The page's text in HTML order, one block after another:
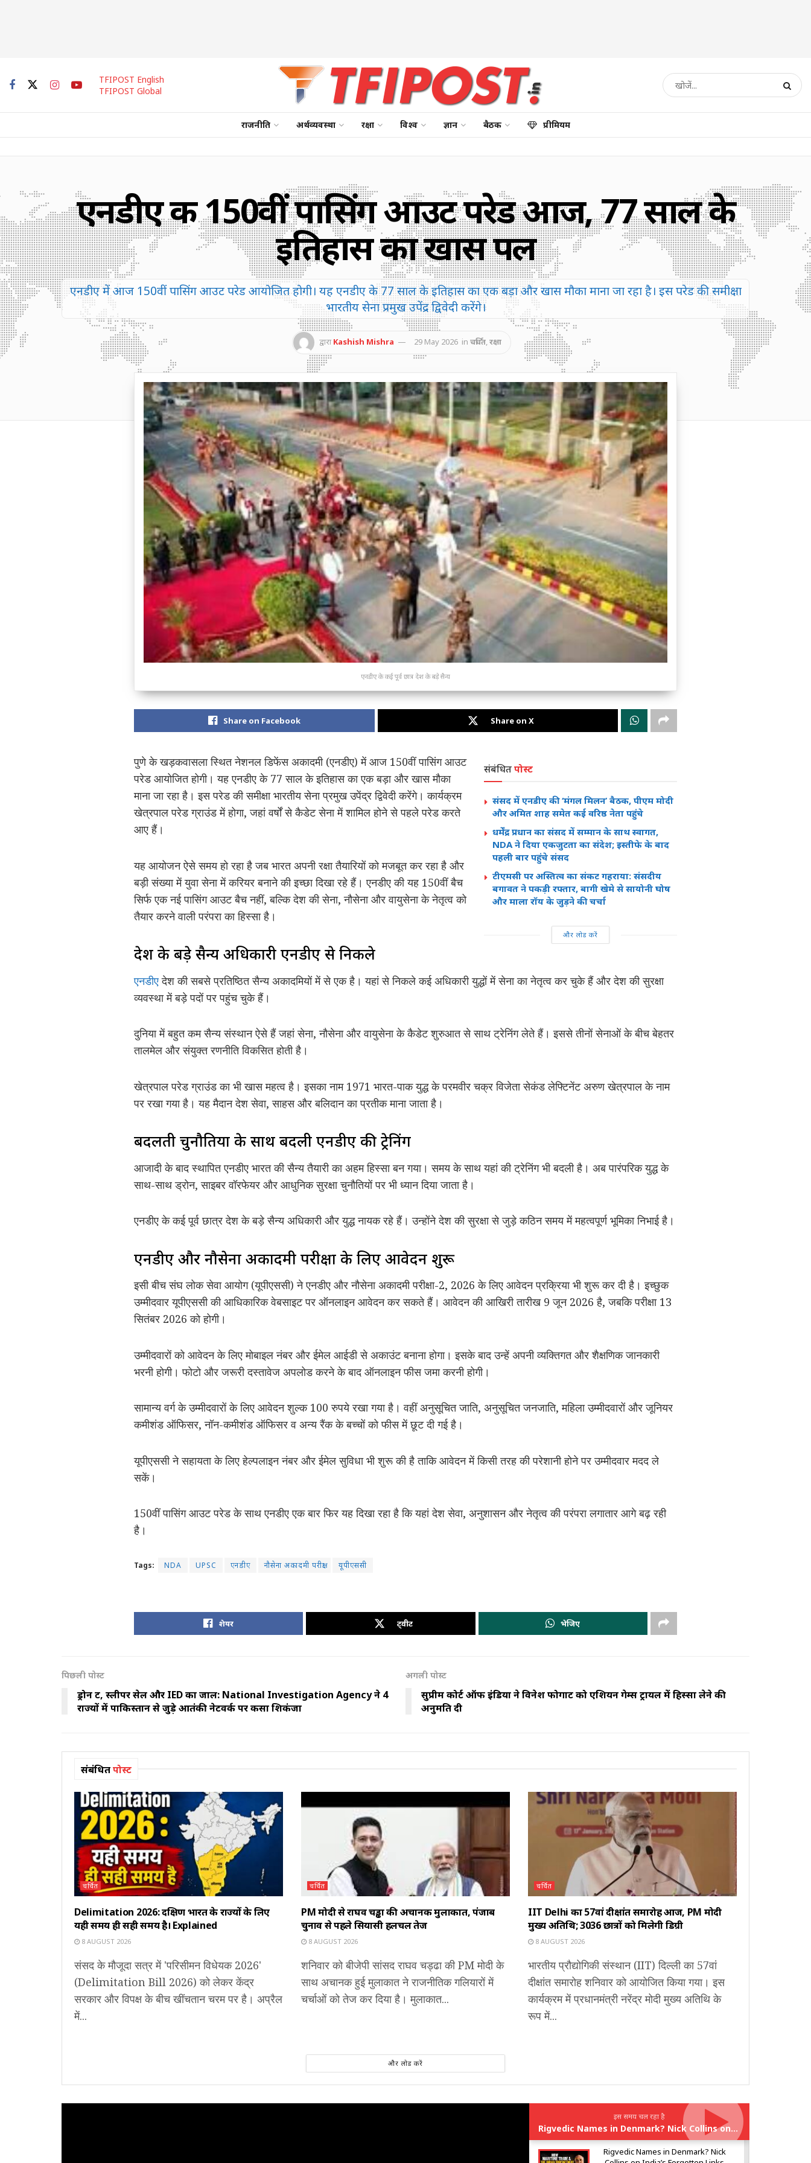
TFIPOST English
TFIPOST Global
राजनीति अर्थव्यवस्था रक्षा विश्व ज्ञान बैठक प्रीमियम
एनडीए की 150वीं पासिंग आउट परेड आज, 77 साल के
इतिहास का खास पल
एनडीए में आज 150वीं पासिंग आउट परेड आयोजित होगी। यह एनडीए के 77 साल के इतिहास का एक बड़ा और खास मौका माना जा रहा है। इस परेड की समीक्षा
भारतीय सेना प्रमुख उपेंद्र द्विवेदी करेंगे।
द्वारा Kashish Mishra 29 May 2026 in चर्चित,रक्षा
एनडीए के कई पूर्व छात्र देश के बड़े सैन्य
Share on Facebook Share on X
संबंधितपोस्ट
संसद में एनडीए की ‘मंगल मिलन’ बैठक, पीएम मोदी
और अमित शाह समेत कई वरिष्ठ नेता पहुंचे
धर्मेंद्र प्रधान का संसद में सम्मान के साथ स्वागत,
NDA ने दिया एकजुटता का संदेश; इस्तीफे के बाद
पहली बार पहुंचे संसद
टीएमसी पर अस्तित्व का संकट गहराया: संसदीय
बगावत ने पकड़ी रफ्तार, बागी खेमे से सायोनी घोष
और माला रॉय के जुड़ने की चर्चा
और लोड करें
पुणे के खड़कवासला स्थित नेशनल डिफेंस अकादमी (एनडीए) में आज 150वीं पासिंग आउट
परेड आयोजित होगी। यह एनडीए के 77 साल के इतिहास का एक बड़ा और खास मौका
माना जा रहा है। इस परेड की समीक्षा भारतीय सेना प्रमुख उपेंद्र द्विवेदी करेंगे। कार्यक्रम
खेत्रपाल परेड ग्राउंड में होगा, जहां वर्षों से कैडेट सेना में शामिल होने से पहले परेड करते
आए हैं।
यह आयोजन ऐसे समय हो रहा है जब भारत अपनी रक्षा तैयारियों को मजबूत कर रहा है और
बड़ी संख्या में युवा सेना में करियर बनाने की इच्छा दिखा रहे हैं। एनडीए की यह 150वीं बैच
सिर्फ एक नई पासिंग आउट बैच नहीं, बल्कि देश की सेना, नौसेना और वायुसेना के नेतृत्व को
तैयार करने वाली परंपरा का हिस्सा है।
देश के बड़े सैन्य अधिकारी एनडीए से निकले
एनडीएदेश की सबसे प्रतिष्ठित सैन्य अकादमियों में से एक है। यहां से निकले कई अधिकारी युद्धों में सेना का नेतृत्व कर चुके हैं और देश की सुरक्षा
व्यवस्था में बड़े पदों पर पहुंच चुके हैं।
दुनिया में बहुत कम सैन्य संस्थान ऐसे हैं जहां सेना, नौसेना और वायुसेना के कैडेट शुरुआत से साथ ट्रेनिंग लेते हैं। इससे तीनों सेनाओं के बीच बेहतर
तालमेल और संयुक्त रणनीति विकसित होती है।
खेत्रपाल परेड ग्राउंड का भी खास महत्व है। इसका नाम 1971 भारत-पाक युद्ध के परमवीर चक्र विजेता सेकंड लेफ्टिनेंट अरुण खेत्रपाल के नाम
पर रखा गया है। यह मैदान देश सेवा, साहस और बलिदान का प्रतीक माना जाता है।
बदलती चुनौतियों के साथ बदली एनडीए की ट्रेनिंग
आजादी के बाद स्थापित एनडीए भारत की सैन्य तैयारी का अहम हिस्सा बन गया। समय के साथ यहां की ट्रेनिंग भी बदली है। अब पारंपरिक युद्ध के
साथ-साथ ड्रोन, साइबर वॉरफेयर और आधुनिक सुरक्षा चुनौतियों पर भी ध्यान दिया जाता है।
एनडीए के कई पूर्व छात्र देश के बड़े सैन्य अधिकारी और युद्ध नायक रहे हैं। उन्होंने देश की सुरक्षा से जुड़े कठिन समय में महत्वपूर्ण भूमिका निभाई है।
एनडीए और नौसेना अकादमी परीक्षा के लिए आवेदन शुरू
इसी बीच संघ लोक सेवा आयोग (यूपीएससी) ने एनडीए और नौसेना अकादमी परीक्षा-2, 2026 के लिए आवेदन प्रक्रिया भी शुरू कर दी है। इच्छुक
उम्मीदवार यूपीएससी की आधिकारिक वेबसाइट पर ऑनलाइन आवेदन कर सकते हैं। आवेदन की आखिरी तारीख 9 जून 2026 है, जबकि परीक्षा 13
सितंबर 2026 को होगी।
उम्मीदवारों को आवेदन के लिए मोबाइल नंबर और ईमेल आईडी से अकाउंट बनाना होगा। इसके बाद उन्हें अपनी व्यक्तिगत और शैक्षणिक जानकारी
भरनी होगी। फोटो और जरूरी दस्तावेज अपलोड करने के बाद ऑनलाइन फीस जमा करनी होगी।
सामान्य वर्ग के उम्मीदवारों के लिए आवेदन शुल्क 100 रुपये रखा गया है। वहीं अनुसूचित जाति, अनुसूचित जनजाति, महिला उम्मीदवारों और जूनियर
कमीशंड ऑफिसर, नॉन-कमीशंड ऑफिसर व अन्य रैंक के बच्चों को फीस में छूट दी गई है।
यूपीएससी ने सहायता के लिए हेल्पलाइन नंबर और ईमेल सुविधा भी शुरू की है ताकि आवेदन में किसी तरह की परेशानी होने पर उम्मीदवार मदद ले
सकें।
150वीं पासिंग आउट परेड के साथ एनडीए एक बार फिर यह दिखा रहा है कि यहां देश सेवा, अनुशासन और नेतृत्व की परंपरा लगातार आगे बढ़ रही
है।
Tags: NDA UPSC एनडीए नौसेना अकादमी परीक्षा यूपीएससी
शेयर ट्वीट भेजिए
पिछली पोस्ट
ड्रोन रूट, स्लीपर सेल और IED का जाल: National Investigation Agency ने 4
राज्यों में पाकिस्तान से जुड़े आतंकी नेटवर्क पर कसा शिकंजा
अगली पोस्ट
सुप्रीम कोर्ट ऑफ इंडिया ने विनेश फोगाट को एशियन गेम्स ट्रायल में हिस्सा लेने की
अनुमति दी
संबंधितपोस्ट
चर्चित
Delimitation 2026: दक्षिण भारत के राज्यों के लिए
यही समय ही सही समय है। Explained
8 AUGUST 2026
संसद के मौजूदा सत्र में 'परिसीमन विधेयक 2026'
(Delimitation Bill 2026) को लेकर केंद्र
सरकार और विपक्ष के बीच खींचतान चरम पर है। अप्रैल
में...
चर्चित
PM मोदी से राघव चड्ढा की अचानक मुलाकात, पंजाब
चुनाव से पहले सियासी हलचल तेज
8 AUGUST 2026
शनिवार को बीजेपी सांसद राघव चड्ढा की PM मोदी के
साथ अचानक हुई मुलाकात ने राजनीतिक गलियारों में
चर्चाओं को तेज कर दिया है। मुलाकात...
चर्चित
IIT Delhi का 57वां दीक्षांत समारोह आज, PM मोदी
मुख्य अतिथि; 3036 छात्रों को मिलेगी डिग्री
8 AUGUST 2026
भारतीय प्रौद्योगिकी संस्थान (IIT) दिल्ली का 57वां
दीक्षांत समारोह शनिवार को आयोजित किया गया। इस
कार्यक्रम में प्रधानमंत्री नरेंद्र मोदी मुख्य अतिथि के
रूप में...
और लोड करें
इस समय चल रहा है
Rigvedic Names in Denmark? Nick Collins on India’s Forgotten Links With Europe
Rigvedic Names in Denmark? Nick